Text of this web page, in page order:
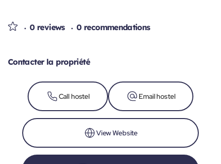
0 reviews 0 recommendations
Contacter la propriété
Call hostel Email hostel
View Website